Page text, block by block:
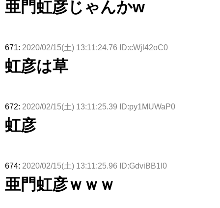
亜門虹彦じゃんかw
671: 2020/02/15(土) 13:11:24.76 ID:cWjl42oC0
虹彦は草
672: 2020/02/15(土) 13:11:25.39 ID:py1MUWaP0
虹彦
674: 2020/02/15(土) 13:11:25.96 ID:GdviBB1I0
亜門虹彦ｗｗｗ